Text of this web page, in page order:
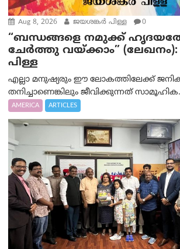
Aug 8, 2026 ജയശങ്കര്‍ പിള്ള 0
“ബന്ധങ്ങളെ നമുക്ക്
ചേർത്തു വയ്ക്കാം”
പിള്ള
എല്ലാ മനുഷ്യരും ഈ ലോകത്തിലേക്ക്
തനിച്ചാണെങ്കിലും ജീവിക്കുന്നത്
AMERICA ARTICLES